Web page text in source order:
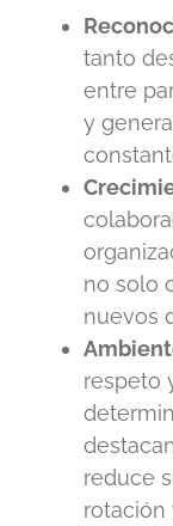
tanto
entre
y
no solo
nuevos
respeto
reduce
rotación